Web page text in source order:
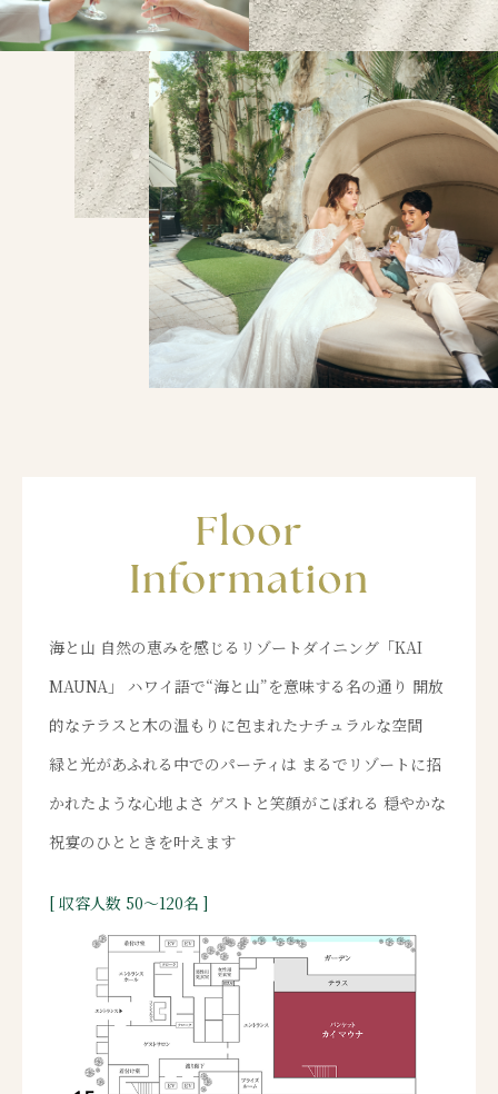
海と山 自然の恵みを感じるリゾートダイニング「KAI
MAUNA」 ハワイ語で“海と山”を意味する名の通り 開放
的なテラスと木の温もりに包まれたナチュラルな空間
緑と光があふれる中でのパーティは まるでリゾートに招
かれたような心地よさ ゲストと笑顔がこぼれる 穏やかな
祝宴のひとときを叶えます
[ 収容人数 50～120名 ]